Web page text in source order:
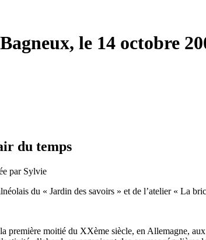
le 14 octobre
du temps
par Sylvie
du « Jardin des savoirs » et de l’atelier « La
première moitié du XXème siècle, en Allemagne,